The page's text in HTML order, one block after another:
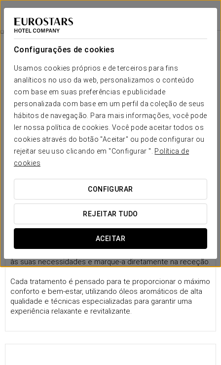
Configurações de cookies
Usamos cookies próprios e de terceiros para fins
analíticos no uso da web, personalizamos o conteúdo
com base em suas preferências e publicidade
personalizada com base em um perfil da coleção de seus
hábitos de navegação. Para mais informações, você pode
ler nossa política de cookies. Você pode aceitar todos os
cookies através do botão "Aceitar" ou pode configurar ou
rejeitar seu uso clicando em "Configurar ". Política de
cookies
CONFIGURAR
REJEITAR TUDO
ACEITAR
Eurostars Azahar
CÓRDOVA
Wellness
Massagens
Passar o tempo a mimar o seu corpo é muito simples:
escolha a massagem ou tratamento que melhor se adapta
às suas necessidades e marque-a diretamente na receção.
Cada tratamento é pensado para te proporcionar o máximo
conforto e bem-estar, utilizando óleos aromáticos de alta
qualidade e técnicas especializadas para garantir uma
experiência relaxante e revitalizante.